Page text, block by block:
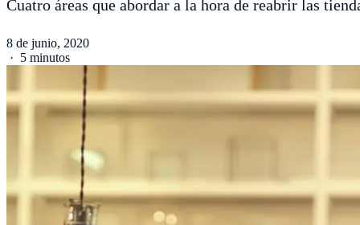
Cuatro áreas que abordar a la hora de reabrir las
8 de junio, 2020
· 5 minutos